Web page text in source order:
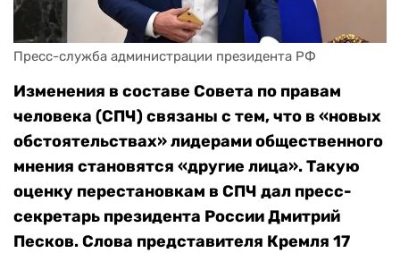
Пресс-служба администрации президента РФ
Изменения в составе Совета по правам
человека (СПЧ) связаны с тем, что в «новых
обстоятельствах» лидерами общественного
мнения становятся «другие лица». Такую
оценку перестановкам в СПЧ дал пресс-
секретарь президента России Дмитрий
Песков. Слова представителя Кремля 17